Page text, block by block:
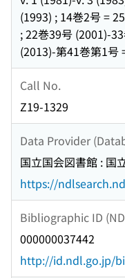
(1993) ; 14巻2号 =
; 22巻39号 (2001)-
(2013)-第41巻第1号
Call No.
Z19-1329
Data Provider
国立国会図書館 : 国
https://
Bibliographic ID
000000037442
http://id.ndl.go.jp/